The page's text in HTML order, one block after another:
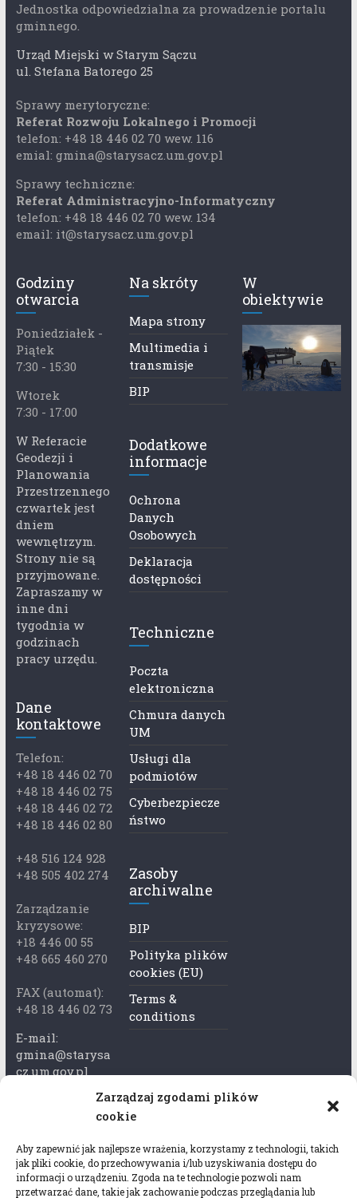
Zarządzaj zgodami plików
cookie
Aby zapewnić jak najlepsze wrażenia, korzystamy z technologii, takich
jak pliki cookie, do przechowywania i/lub uzyskiwania dostępu do
informacji o urządzeniu. Zgoda na te technologie pozwoli nam
przetwarzać dane, takie jak zachowanie podczas przeglądania lub
Jednostka odpowiedzialna za prowadzenie portalu
gminnego.
Urząd Miejski w Starym Sączu
ul. Stefana Batorego 25
Sprawy merytoryczne:
Referat Rozwoju Lokalnego i Promocji
telefon: +48 18 446 02 70 wew. 116
emial: gmina@starysacz.um.gov.pl
Sprawy techniczne:
Referat Administracyjno-Informatyczny
telefon: +48 18 446 02 70 wew. 134
email: it@starysacz.um.gov.pl
Godziny
otwarcia
Poniedziałek -
Piątek
7:30 - 15:30
Wtorek
7:30 - 17:00
W Referacie
Geodezji i
Planowania
Przestrzennego
czwartek jest
dniem
wewnętrzym.
Strony nie są
przyjmowane.
Zapraszamy w
inne dni
tygodnia w
godzinach
pracy urzędu.
Dane
kontaktowe
Telefon:
+48 18 446 02 70
+48 18 446 02 75
+48 18 446 02 72
+48 18 446 02 80
+48 516 124 928
+48 505 402 274
Zarządzanie
kryzysowe:
+18 446 00 55
+48 665 460 270
FAX (automat):
+48 18 446 02 73
E-mail:
gmina@starysa
cz.um.gov.pl
Adres skrzynki
rytka
Adres do e-
Na skróty
Mapa strony
Multimedia i
transmisje
BIP
Dodatkowe
informacje
Ochrona
Danych
Osobowych
Deklaracja
dostępności
Techniczne
Poczta
elektroniczna
Chmura danych
UM
Usługi dla
podmiotów
Cyberbezpiecze
ństwo
Zasoby
archiwalne
BIP
Polityka plików
cookies (EU)
Terms &
conditions
W
obiektywie